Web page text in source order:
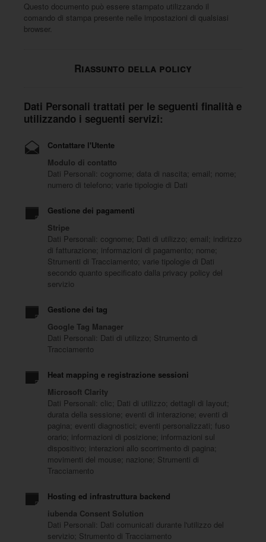
Questo documento può essere stampato utilizzando il
comando di stampa presente nelle impostazioni di qualsiasi
browser.
Riassunto della policy
Dati Personali trattati per le seguenti finalità e
utilizzando i seguenti servizi:
Contattare l'Utente
Modulo di contatto
Dati Personali: cognome; data di nascita; email; nome;
numero di telefono; varie tipologie di Dati
Gestione dei pagamenti
Stripe
Dati Personali: cognome; Dati di utilizzo; email; indirizzo
di fatturazione; informazioni di pagamento; nome;
Strumenti di Tracciamento; varie tipologie di Dati
secondo quanto specificato dalla privacy policy del
servizio
Gestione dei tag
Google Tag Manager
Dati Personali: Dati di utilizzo; Strumento di
Tracciamento
Heat mapping e registrazione sessioni
Microsoft Clarity
Dati Personali: clic; Dati di utilizzo; dettagli di layout;
durata della sessione; eventi di interazione; eventi di
pagina; eventi diagnostici; eventi personalizzati; fuso
orario; informazioni di posizione; informazioni sul
dispositivo; interazioni allo scorrimento di pagina;
movimenti del mouse; nazione; Strumenti di
Tracciamento
Hosting ed infrastruttura backend
iubenda Consent Solution
Dati Personali: Dati comunicati durante l'utilizzo del
servizio; Strumento di Tracciamento